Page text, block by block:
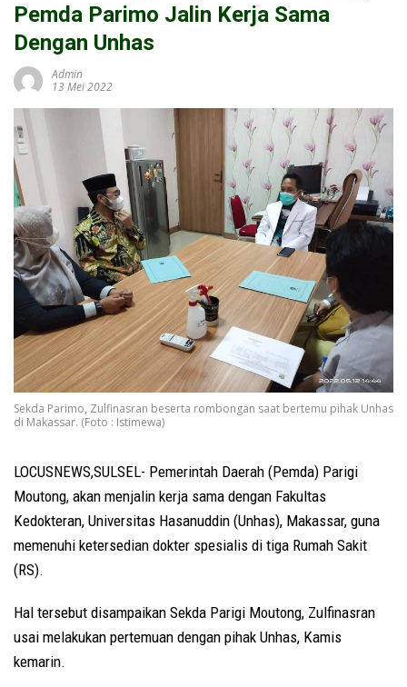
Pemda Parimo Jalin Kerja Sama
Dengan Unhas
Admin
13 Mei 2022
Sekda Parimo, Zulfinasran beserta rombongan saat bertemu pihak Unhas
di Makassar. (Foto : Istimewa)
LOCUSNEWS,SULSEL- Pemerintah Daerah (Pemda) Parigi
Moutong, akan menjalin kerja sama dengan Fakultas
Kedokteran, Universitas Hasanuddin (Unhas), Makassar, guna
memenuhi ketersedian dokter spesialis di tiga Rumah Sakit
(RS).
Hal tersebut disampaikan Sekda Parigi Moutong, Zulfinasran
usai melakukan pertemuan dengan pihak Unhas, Kamis
kemarin.